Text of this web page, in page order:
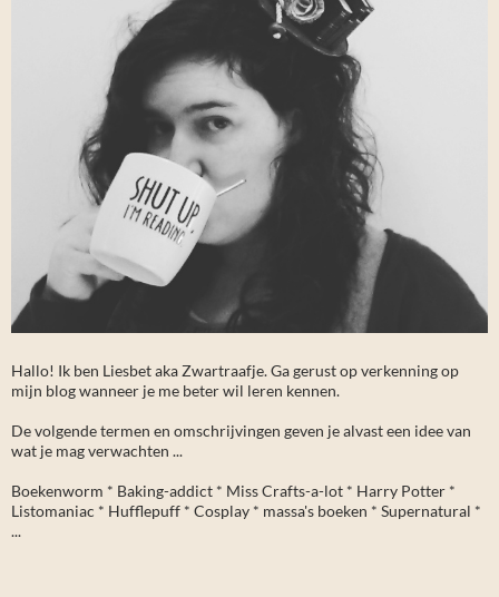
Hallo! Ik ben Liesbet aka Zwartraafje. Ga gerust op verkenning op
mijn blog wanneer je me beter wil leren kennen.
De volgende termen en omschrijvingen geven je alvast een idee van
wat je mag verwachten ...
Boekenworm * Baking-addict * Miss Crafts-a-lot * Harry Potter *
Listomaniac * Hufflepuff * Cosplay * massa's boeken * Supernatural *
...